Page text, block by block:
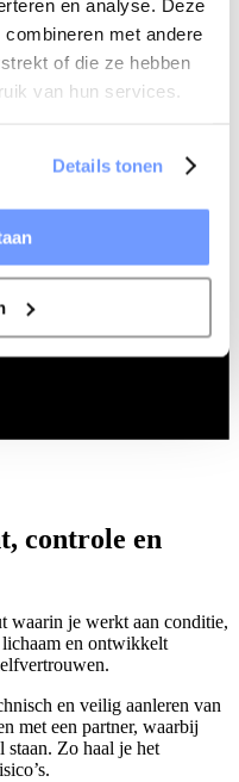
en analyse. Deze
met andere
of die ze hebben
van hun services.
Details tonen
controle en
waarin je werkt aan conditie,
en ontwikkelt
en veilig aanleren van
met een partner, waarbij
staan. Zo haal je het